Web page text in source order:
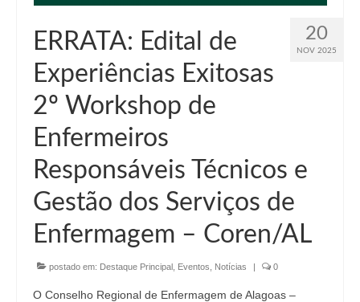
Contatos
20
NOV 2025
ERRATA: Edital de
Experiências Exitosas
2º Workshop de
Enfermeiros
Responsáveis Técnicos e
Gestão dos Serviços de
Enfermagem – Coren/AL
postado em: Destaque Principal Eventos Notícias | 0
O Conselho Regional de Enfermagem de Alagoas –